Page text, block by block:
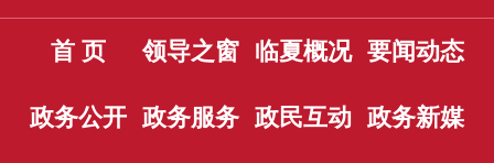
首 页 领导之窗 临夏概况 要闻动态
政务公开 政务服务 政民互动 政务新媒